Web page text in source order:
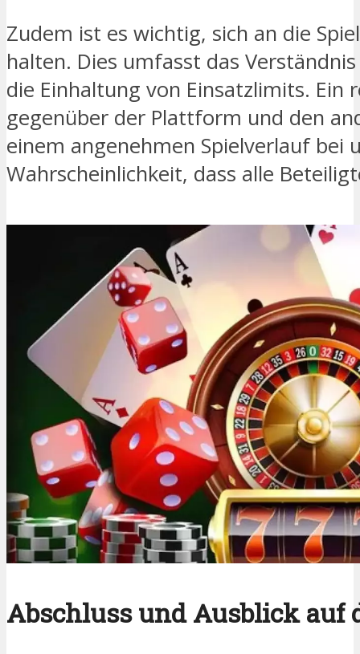
Zudem ist es wichtig, sich an die
halten. Dies umfasst das
die Einhaltung von Einsatzlimits. Ein
gegenüber der Plattform und den
einem angenehmen Spielverlauf bei
Wahrscheinlichkeit, dass alle
Abschluss und Ausblick auf